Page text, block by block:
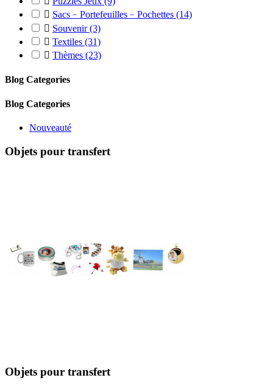
 Sacs﹣Portefeuilles﹣Pochettes (14)
 Souvenir(3)
 Textiles (31)
 Thèmes (23)
Blog Categories
Blog Categories
Nouveauté
Objets pour transfert
Objets pour transfert